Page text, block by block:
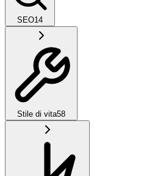
SEO14
Stile di vita58